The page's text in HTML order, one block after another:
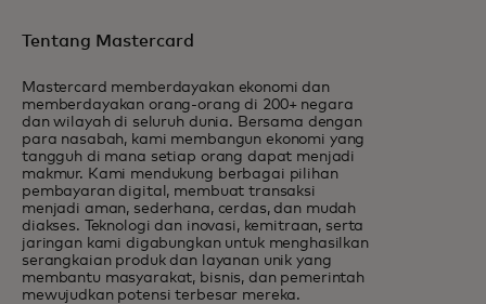
Tentang Mastercard
Mastercard memberdayakan ekonomi dan
memberdayakan orang-orang di 200+ negara
dan wilayah di seluruh dunia. Bersama dengan
para nasabah, kami membangun ekonomi yang
tangguh di mana setiap orang dapat menjadi
makmur. Kami mendukung berbagai pilihan
pembayaran digital, membuat transaksi
menjadi aman, sederhana, cerdas, dan mudah
diakses. Teknologi dan inovasi, kemitraan, serta
jaringan kami digabungkan untuk menghasilkan
serangkaian produk dan layanan unik yang
membantu masyarakat, bisnis, dan pemerintah
mewujudkan potensi terbesar mereka.